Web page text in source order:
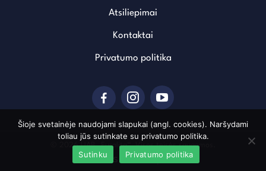
Atsiliepimai
Kontaktai
Privatumo politika
© 2026 UAB „Euralita“. Visos teisės saugomos.
Sukurta:
Šioje svetainėje naudojami slapukai (angl. cookies). Naršydami
toliau jūs sutinkate su privatumo politika.
Sutinku
Privatumo politika